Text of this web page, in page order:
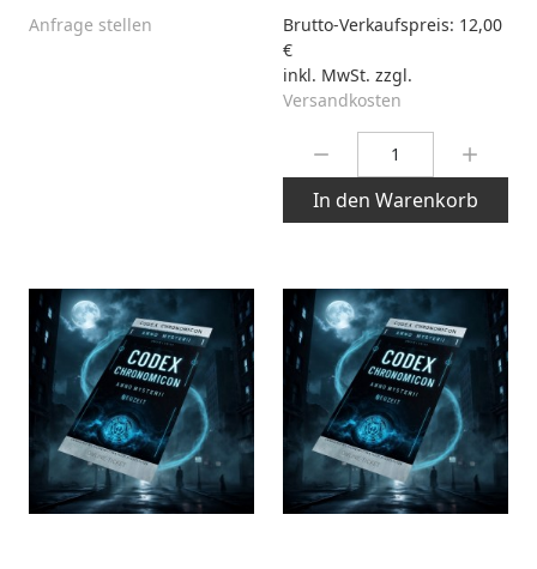
Anfrage stellen
Brutto-Verkaufspreis: 12,00
€
inkl. MwSt. zzgl.
Versandkosten
In den Warenkorb